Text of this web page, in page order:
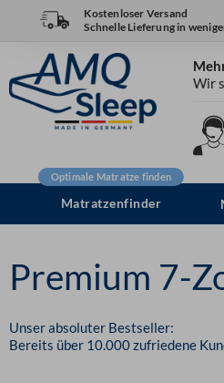
springen
Kostenloser Versand
Schnelle Lieferung in
Wir
Optimale Matratze finden
Matratzenfinder
Premium 7-
Unser absoluter Bestseller:
Bereits über 10.000 zufriedene